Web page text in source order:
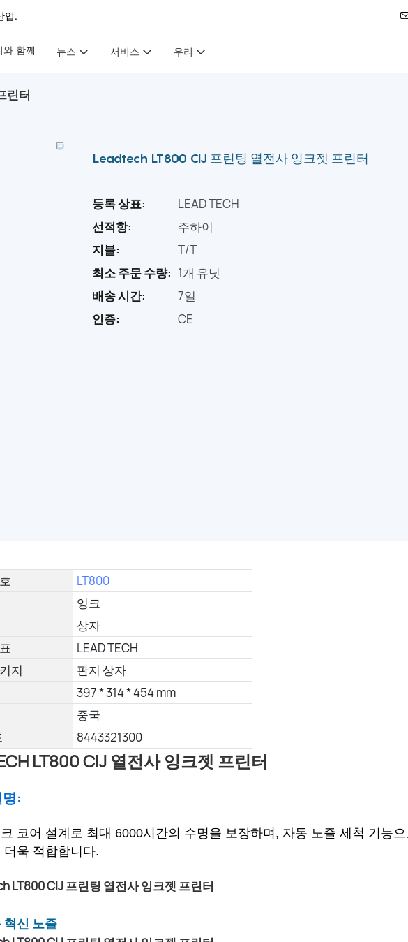
업.
와 함께 뉴스 서비스 우리
린터
Leadtech LT800 CIJ 프린팅 열전사 잉크젯 프린터
등록 상표:
LEAD TECH
선적항:
주하이
지불:
T/T
최소 주문 수량: 1개 유닛
배송 시간:
7일
인증:
CE
LT800
잉크
상자
LEAD TECH
지
판지 상자
397 * 314 * 454 mm
중국
8443321300
LT800 CIJ 열전사 잉크젯 프린터
명:
코어 설계로 최대 6000시간의 수명을 보장하며, 자동 노즐 세척 기능
더욱 적합합니다.
혁신 노즐